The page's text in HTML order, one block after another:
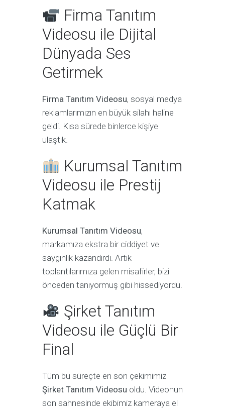
Firma Tanıtım
Videosu ile Dijital
Dünyada Ses
Getirmek
Firma Tanıtım Videosu, sosyal medya
reklamlarımızın en büyük silahı haline
geldi. Kısa sürede binlerce kişiye
ulaştık.
Kurumsal Tanıtım
Videosu ile Prestij
Katmak
Kurumsal Tanıtım Videosu,
markamıza ekstra bir ciddiyet ve
saygınlık kazandırdı. Artık
toplantılarımıza gelen misafirler, bizi
önceden tanıyormuş gibi hissediyordu.
Şirket Tanıtım
Videosu ile Güçlü Bir
Final
Tüm bu süreçte en son çekimimiz
Şirket Tanıtım Videosu oldu. Videonun
son sahnesinde ekibimiz kameraya el